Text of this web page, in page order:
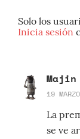
Solo los
Inicia sesión
Majin
19
La
se ve